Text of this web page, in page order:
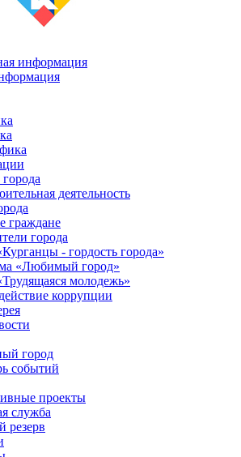
информация
деятельность
граждане
города
- гордость города»
«Любимый город»
молодежь»
коррупции
город
событий
проекты
служба
резерв